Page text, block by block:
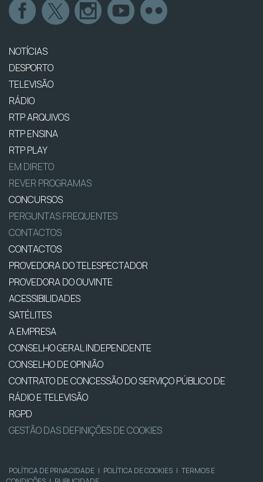
NOTÍCIAS
DESPORTO
TELEVISÃO
RÁDIO
RTP ARQUIVOS
RTP ENSINA
RTP PLAY
EM DIRETO
REVER PROGRAMAS
CONCURSOS
PERGUNTAS FREQUENTES
CONTACTOS
CONTACTOS
PROVEDORA DO TELESPECTADOR
PROVEDORA DO OUVINTE
ACESSIBILIDADES
SATÉLITES
A EMPRESA
CONSELHO GERAL INDEPENDENTE
CONSELHO DE OPINIÃO
CONTRATO DE CONCESSÃO DO SERVIÇO PÚBLICO DE
RÁDIO E TELEVISÃO
RGPD
GESTÃO DAS DEFINIÇÕES DE COOKIES
POLÍTICA DE PRIVACIDADE | POLÍTICA DE COOKIES | TERMOS E